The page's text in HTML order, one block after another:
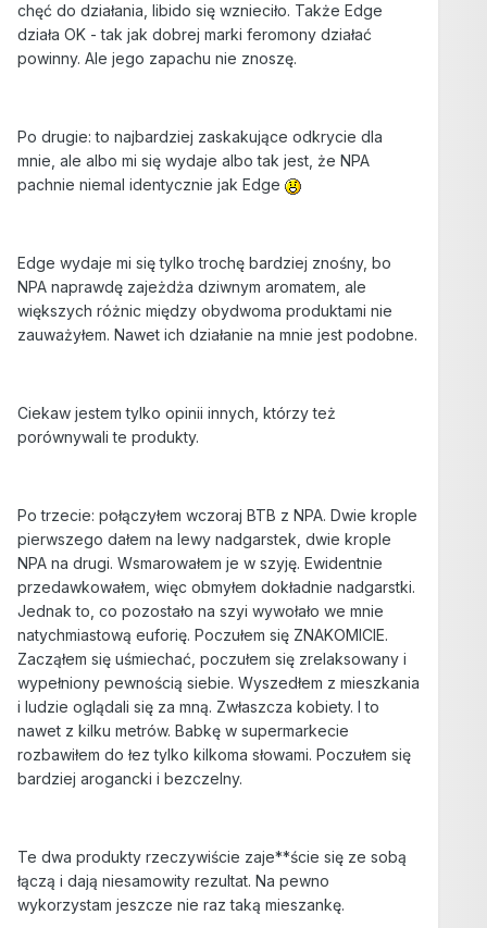
chęć do działania, libido się wznieciło. Także Edge
działa OK - tak jak dobrej marki feromony działać
powinny. Ale jego zapachu nie znoszę.
Po drugie: to najbardziej zaskakujące odkrycie dla
mnie, ale albo mi się wydaje albo tak jest, że NPA
pachnie niemal identycznie jak Edge
Edge wydaje mi się tylko trochę bardziej znośny, bo
NPA naprawdę zajeżdża dziwnym aromatem, ale
większych różnic między obydwoma produktami nie
zauważyłem. Nawet ich działanie na mnie jest podobne.
Ciekaw jestem tylko opinii innych, którzy też
porównywali te produkty.
Po trzecie: połączyłem wczoraj BTB z NPA. Dwie krople
pierwszego dałem na lewy nadgarstek, dwie krople
NPA na drugi. Wsmarowałem je w szyję. Ewidentnie
przedawkowałem, więc obmyłem dokładnie nadgarstki.
Jednak to, co pozostało na szyi wywołało we mnie
natychmiastową euforię. Poczułem się ZNAKOMICIE.
Zacząłem się uśmiechać, poczułem się zrelaksowany i
wypełniony pewnością siebie. Wyszedłem z mieszkania
i ludzie oglądali się za mną. Zwłaszcza kobiety. I to
nawet z kilku metrów. Babkę w supermarkecie
rozbawiłem do łez tylko kilkoma słowami. Poczułem się
bardziej arogancki i bezczelny.
Te dwa produkty rzeczywiście zaje**ście się ze sobą
łączą i dają niesamowity rezultat. Na pewno
wykorzystam jeszcze nie raz taką mieszankę.